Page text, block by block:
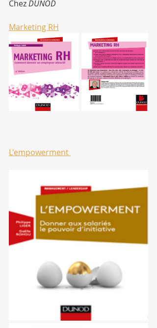
Chez DUNOD
Marketing RH
L'empowerment